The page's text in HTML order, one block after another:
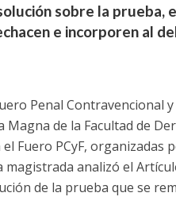
sobre la prueba,
e incorporen al
Penal Contravencional y
de la Facultad de
Fuero PCyF, organizadas
analizó el
de la prueba que se